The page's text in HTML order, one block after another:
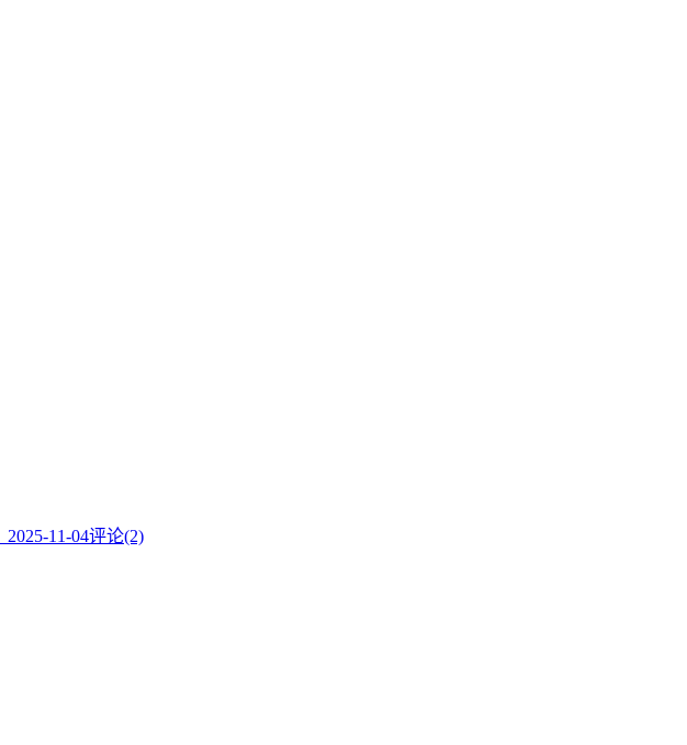
2025-11-04评论(2)